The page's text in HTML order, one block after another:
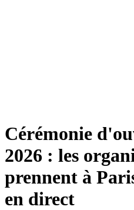
Cérémonie
2026 : les
prennent à
en direct